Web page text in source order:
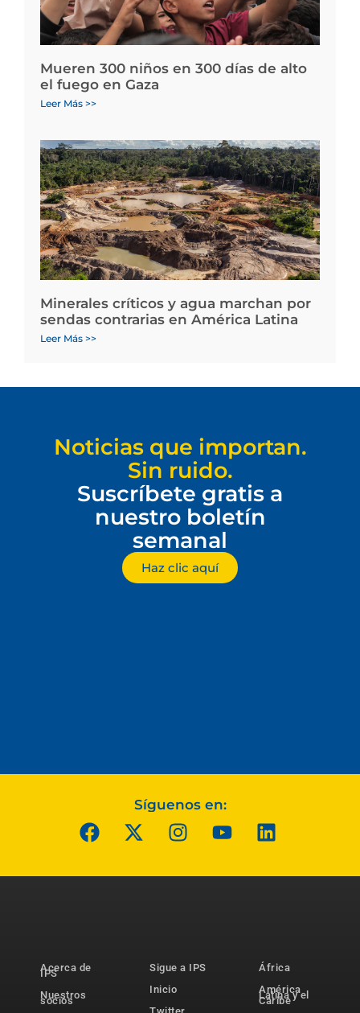
Mueren 300 niños en 300 días de alto
el fuego en Gaza
Leer Más >>
Minerales críticos y agua marchan por
sendas contrarias en América Latina
Leer Más >>
Noticias que importan.
Sin ruido.
Suscríbete gratis a
nuestro boletín
semanal
Haz clic aquí
Síguenos en:
Acerca de
IPS
Nuestros
socios
Sigue a IPS
Inicio
África
América
Latina y el
Caribe